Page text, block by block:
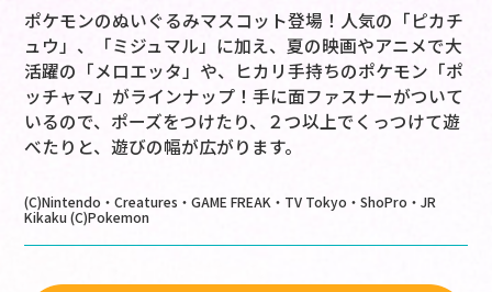
ポケモンのぬいぐるみマスコット登場！人気の「ピカチ
ュウ」、「ミジュマル」に加え、夏の映画やアニメで大
活躍の「メロエッタ」や、ヒカリ手持ちのポケモン「ポ
ッチャマ」がラインナップ！手に面ファスナーがついて
いるので、ポーズをつけたり、２つ以上でくっつけて遊
べたりと、遊びの幅が広がります。
(C)Nintendo・Creatures・GAME FREAK・TV Tokyo・ShoPro・JR
Kikaku (C)Pokemon